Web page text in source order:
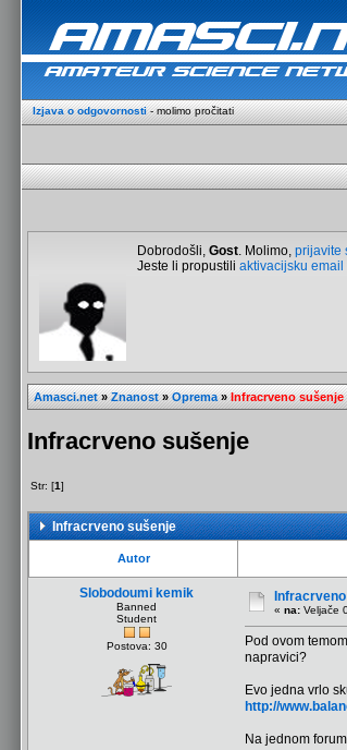
Izjava o odgovornosti- molimo pročitati
Dobrodošli, Gost. Molimo, prijavite
Jeste li propustili aktivacijsku email
Amasci.net»Znanost»Oprema»Infracrveno sušenje
Infracrveno sušenje
Str: [1]
Infracrveno sušenje
Autor
Slobodoumi kemik
Banned
Student
Postova: 30
« na: Veljače
Pod ovom
napravici?
Evo jedna vrlo
http://
Na jednom